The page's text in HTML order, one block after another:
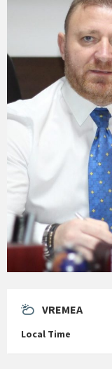
VREMEA
Local Time